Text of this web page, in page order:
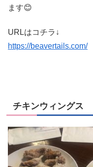
ます😊
URLはコチラ↓
https://beavertails.com/
チキンウィングス